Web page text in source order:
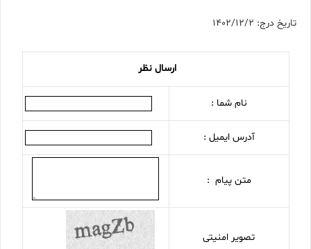
تاریخ درج: 1402/12/2
ارسال نظر
نام شما :
آدرس ایمیل :
متن پیام :
تصویر امنیتی